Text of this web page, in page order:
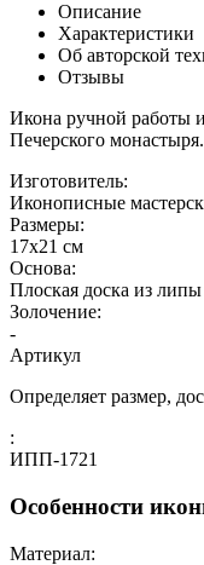
Описание
Характеристики
Об авторской
Отзывы
Икона ручной работы
Печерского монастыря.
Изготовитель:
Иконописные
Размеры:
17х21 см
Основа:
Плоская доска из
Золочение:
-
Артикул
Определяет размер,
:
ИПП-1721
Особенности
Материал: